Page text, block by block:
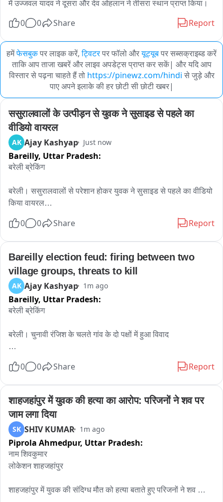
में उज्जवल यादव ने दूसरा और देव ओहलान ने तीसरा स्थान प्राप्त किया।
0
0 Share Report
हमेंफेसबुकपर लाइक करें, ट्विटरपर फॉलो औरयूट्यूबपर सब्सक्राइब्ड करें
ताकि आप ताजा खबरें और लाइव अपडेट्स प्राप्त कर सकें| और यदि आप
विस्तार से पढ़ना चाहते हैं तो https://pinewz.com/hindi से जुड़े और
पाए अपने इलाके की हर छोटी सी छोटी खबर|
ससुरालवालों के उत्पीड़न से युवक ने सुसाइड से पहले का
वीडियो वायरल
AK Ajay Kashyap Just now
Bareilly, Uttar Pradesh:
बरेली ब्रेकिंग
बरेली। ससुरालवालों से परेशान होकर युवक ने सुसाइड से पहले का वीडियो
किया वायरल
ससुराल पक्ष पर लगाया उत्पीड़न का आरोप
युवक को खोजने के लिए मोटरवोट से चलाया गया अभियान
हाफिजगंज थाना क्षेत्र के रिठौरा कस्बे के निवासी बताया जा रहा युवक ।
0 0 Share Report
Bareilly election feud: firing between two
village groups, threats to kill
AK Ajay Kashyap 1m ago
Bareilly, Uttar Pradesh:
बरेली ब्रेकिंग
बरेली। चुनावी रंजिश के चलते गांव के दो पक्षों में हुआ विवाद
वादी राजीव ने पांच दबंगों के खिलाफ थाना में दी तहरीर
फरीदपुर थाना क्षेत्र के ग्राम ब्राहिमपुर कुंदन की घटना
0 0 Share Report
शाहजहांपुर में युवक की हत्या का आरोप: परिजनों ने शव पर
जाम लगा दिया
SK SHIV KUMAR 1m ago
Piprola Ahmedpur, Uttar Pradesh:
नाम शिवकुमार
लोकेशन शाहजहांपुर
शाहजहांपुर में युवक की संदिग्ध मौत को हत्या बताते हुए परिजनों ने शव